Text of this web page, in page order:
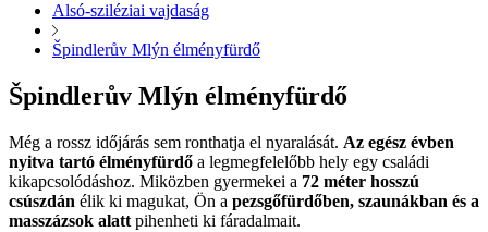
Alsó-sziléziai vajdaság
Špindlerův Mlýn élményfürdő
Špindlerův Mlýn élményfürdő
Még a rossz időjárás sem ronthatja el nyaralását. Az egész évben
nyitva tartó élményfürdő a legmegfelelőbb hely egy családi
kikapcsolódáshoz. Miközben gyermekei a 72 méter hosszú
csúszdán élik ki magukat, Ön a pezsgőfürdőben, szaunákban és a
masszázsok alatt pihenheti ki fáradalmait.